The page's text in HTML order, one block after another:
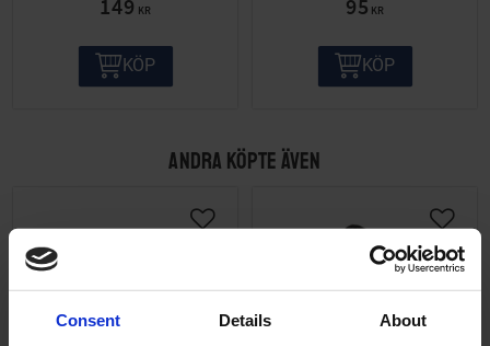
Consent Details About
149 KR
KÖP
95 KR
KÖP
ANDRA KÖPTE ÄVEN